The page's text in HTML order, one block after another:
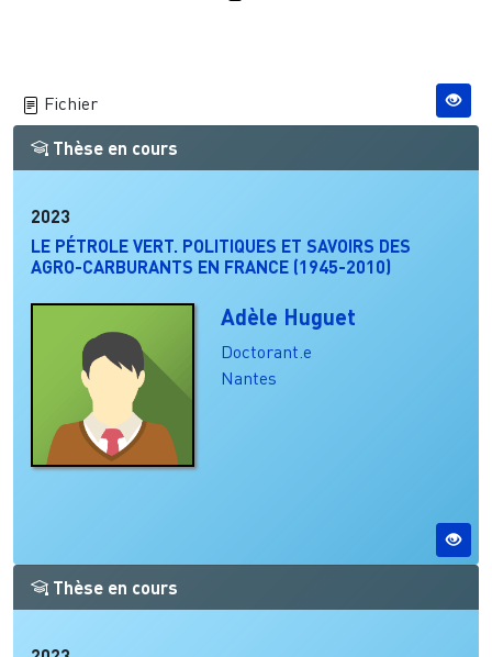
Fichier
Thèse en cours
2023
LE PÉTROLE VERT. POLITIQUES ET SAVOIRS DES
AGRO-CARBURANTS EN FRANCE (1945-2010)
Adèle Huguet
Doctorant.e
Nantes
Thèse en cours